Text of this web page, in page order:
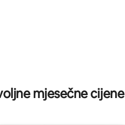
5, recenzija: 238
mjesečne cijene